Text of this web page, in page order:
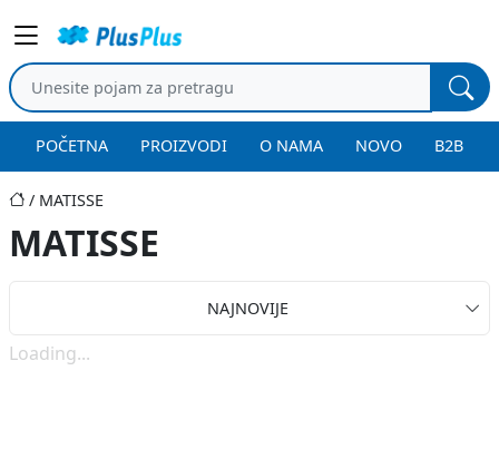
POČETNA PROIZVODI O NAMA NOVO B2B
MATISSE
MATISSE
NAJNOVIJE
Loading...